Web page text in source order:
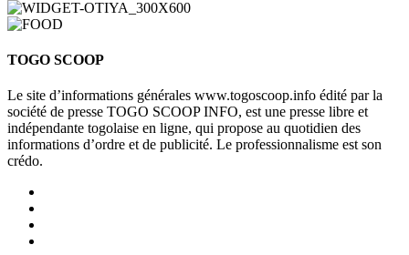
TOGO SCOOP
Le site d’informations générales www.togoscoop.info édité par la
société de presse TOGO SCOOP INFO, est une presse libre et
indépendante togolaise en ligne, qui propose au quotidien des
informations d’ordre et de publicité. Le professionnalisme est son
crédo.